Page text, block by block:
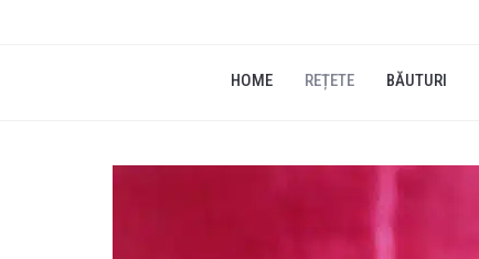
HOME REȚETE BĂUTURI